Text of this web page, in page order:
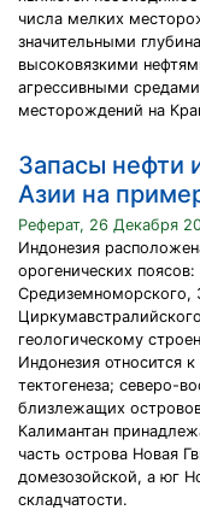
числа мелких
значительными
высоковязкими
агрессивными
месторождений на
Запасы нефти
Азии на
Реферат, 26 Декабря
Индонезия
орогенических
Средиземноморского,
геологическому
Индонезия относится
тектогенеза; северо-
близлежащих
Калимантан
часть острова Новая
домезозойской, а юг
складчатости.